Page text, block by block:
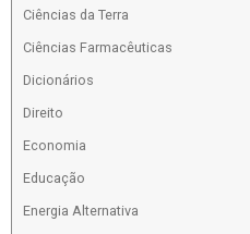
Ciências da Terra
Ciências Farmacêuticas
Dicionários
Direito
Economia
Educação
Energia Alternativa